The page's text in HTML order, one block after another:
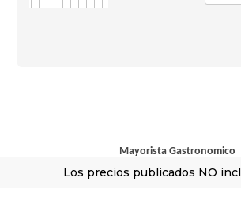
Mayorista Gastronomico
Los precios publicados NO